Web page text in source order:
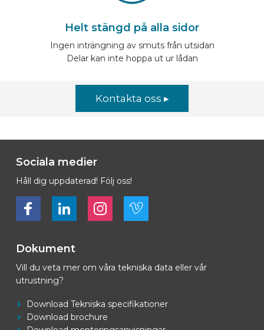
Helt stängd på alla sidor
Ingen inträngning av smuts från utsidan
Delar kan inte hoppa ut ur lådan
Kontakta oss ▸
Sociala medier
Håll dig uppdaterad! Följ oss!
Bekijk ons op FacebookBekijk ons op LinkedInBekijk ons op LinkedInBekijk ons op Vimeo
Dokument
Vill du veta mer om våra tekniska data eller vår
utrustning?
Download Tekniska specifikationer
Download brochure